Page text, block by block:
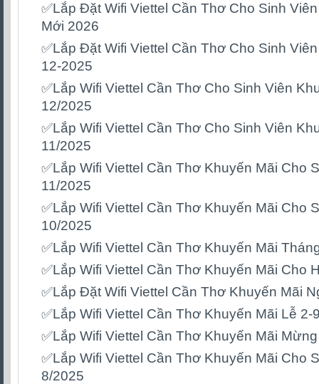
✅Lắp Đặt Wifi Viettel Cần Thơ Cho Sinh
Mới 2026
✅Lắp Đặt Wifi Viettel Cần Thơ Cho Sinh
12-2025
✅Lắp Wifi Viettel Cần Thơ Cho Sinh Viên
12/2025
✅Lắp Wifi Viettel Cần Thơ Cho Sinh Viên
11/2025
✅Lắp Wifi Viettel Cần Thơ Khuyến Mãi Cho
11/2025
✅Lắp Wifi Viettel Cần Thơ Khuyến Mãi Cho
10/2025
✅Lắp Wifi Viettel Cần Thơ Khuyến Mãi
✅Lắp Wifi Viettel Cần Thơ Khuyến Mãi Cho
✅Lắp Đặt Wifi Viettel Cần Thơ Khuyến Mãi
✅Lắp Wifi Viettel Cần Thơ Khuyến Mãi Lễ 2-
✅Lắp Wifi Viettel Cần Thơ Khuyến Mãi
✅Lắp Wifi Viettel Cần Thơ Khuyến Mãi Cho
8/2025